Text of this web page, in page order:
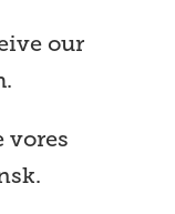
our
vores